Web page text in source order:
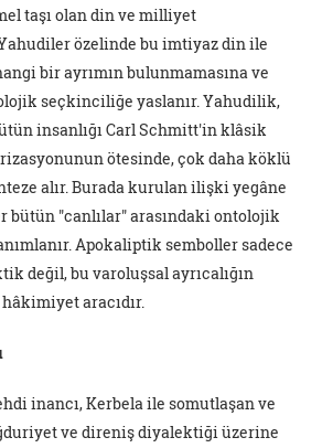
taşı olan din ve milliyet
özelinde bu imtiyaz din ile
bir ayrımın bulunmamasına ve
seçkinciliğe yaslanır. Yahudilik,
insanlığı Carl Schmitt'in klâsik
ötesinde, çok daha köklü
alır. Burada kurulan ilişki yegâne
bütün "canlılar" arasındaki ontolojik
Apokaliptik semboller sadece
değil, bu varoluşsal ayrıcalığın
aracıdır.
inancı, Kerbela ile somutlaşan ve
ve direniş diyalektiği üzerine